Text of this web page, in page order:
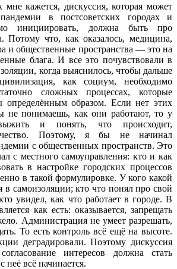
мне кажется, дискуссия, которая может
в постсоветских городах и
инициировать, должна быть про
Потому что, как оказалось, медицина,
и общественные пространства — это на
блага. И все это почувствовали в
когда выяснилось, чтобы дальше
как социум, необходимо
сложных процессах, которые
определённым образом. Если нет этих
не понимаешь, как они работают, то у
и понять, что происходит,
Поэтому, я бы не начинал
с общественных пространств. Это
с местного самоуправления: кто и как
в настройке городских процессов
в такой формулировке. У кого какой
в самоизоляции; кто что понял про свой
увидел, как что работает в городе. В
как есть: оказывается, запрещать
Администрация не умеет разрешать,
То есть контроль всё ещё на высоте.
деградировали. Поэтому дискуссия
интересов должна стать
неё всё начинается.